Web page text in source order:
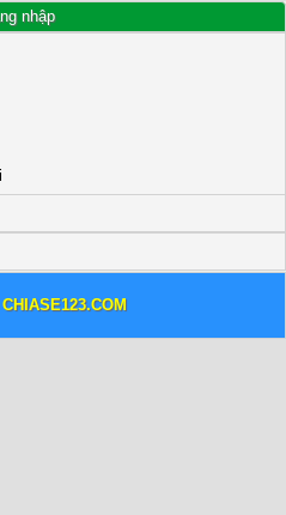
nhập
CHIASE123.COM